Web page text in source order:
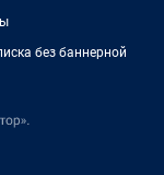
без баннерной